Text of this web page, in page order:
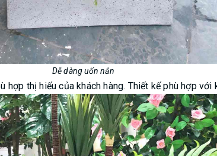
Dễ dàng uốn nắn
thị hiếu của khách hàng. Thiết kế phù hợp